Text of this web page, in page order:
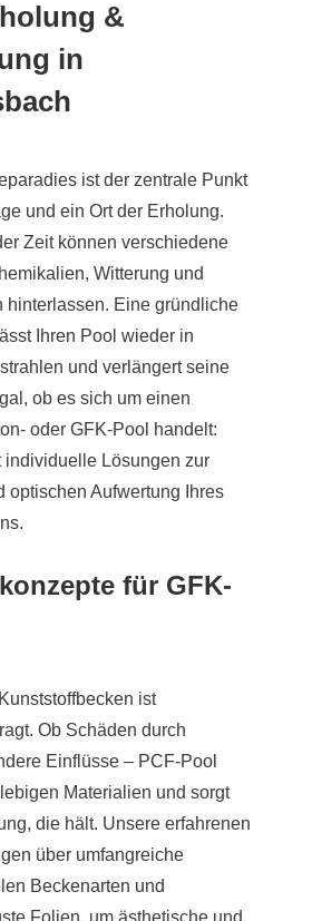
&
in
ist der zentrale Punkt
und ein Ort der Erholung.
Zeit können verschiedene
Witterung und
hinterlassen. Eine gründliche
Ihren Pool wieder in
und verlängert seine
ob es sich um einen
oder GFK-Pool handelt:
individuelle Lösungen zur
optischen Aufwertung Ihres
für GFK-
ist
Ob Schäden durch
Einflüsse – PCF-Pool
Materialien und sorgt
die hält. Unsere erfahrenen
über umfangreiche
Beckenarten und
Folien, um ästhetische und